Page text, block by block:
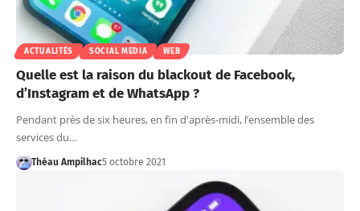
ACTUALITÉS SOCIAL MEDIA WEB
Quelle est la raison du blackout de Facebook,
d’Instagram et de WhatsApp ?
Pendant près de six heures, en fin d'après-midi, l’ensemble des
services du…
Théau Ampilhac5 octobre 2021